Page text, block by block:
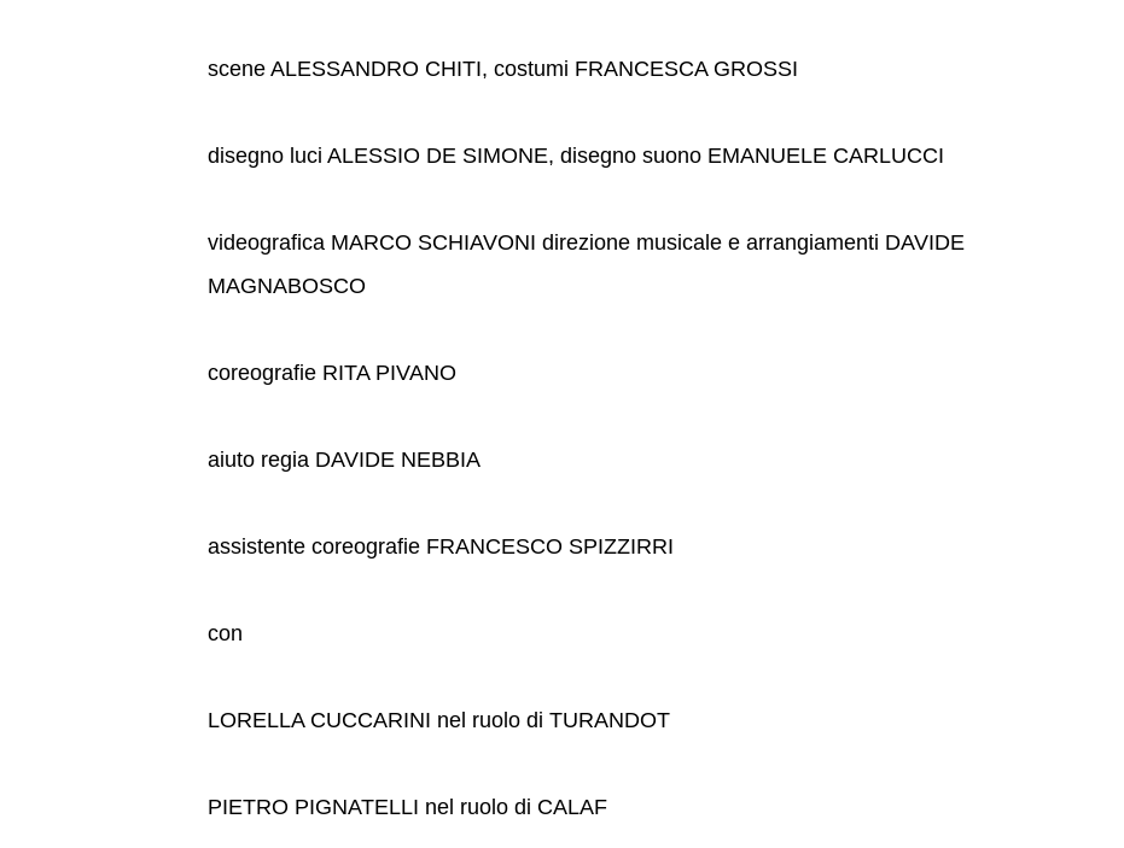
scene ALESSANDRO CHITI, costumi FRANCESCA GROSSI
disegno luci ALESSIO DE SIMONE, disegno suono EMANUELE CARLUCCI
videografica MARCO SCHIAVONI direzione musicale e arrangiamenti DAVIDE
MAGNABOSCO
coreografie RITA PIVANO
aiuto regia DAVIDE NEBBIA
assistente coreografie FRANCESCO SPIZZIRRI
con
LORELLA CUCCARINI nel ruolo di TURANDOT
PIETRO PIGNATELLI nel ruolo di CALAF